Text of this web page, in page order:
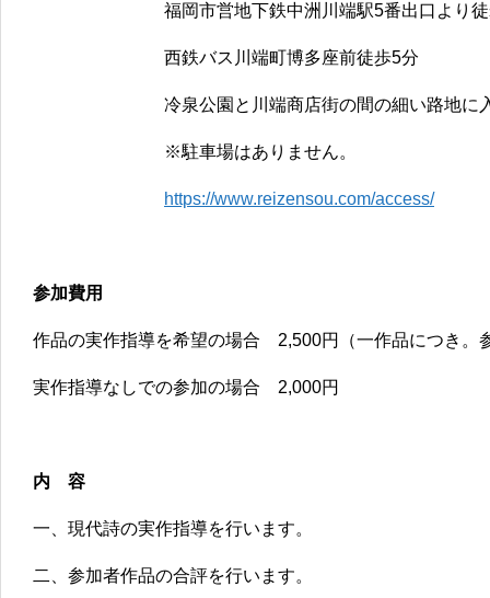
福岡市営地下鉄中洲川端駅5番出口より
西鉄バス川端町博多座前徒歩5分
冷泉公園と川端商店街の間の細い路地に
※駐車場はありません。
https://www.reizensou.com/access/
参加費用
作品の実作指導を希望の場合 2,500円（一作品につき。
実作指導なしでの参加の場合 2,000円
内 容
一、現代詩の実作指導を行います。
二、参加者作品の合評を行います。